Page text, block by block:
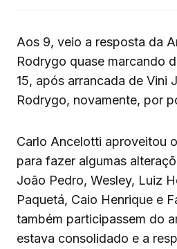
Aos 9, veio a resposta da
Rodrygo quase marcando
15, após arrancada de Vini
Rodrygo, novamente, por
Carlo Ancelotti aproveitou
para fazer algumas
João Pedro, Wesley, Luiz
Paquetá, Caio Henrique e
também participassem do
estava consolidado e a